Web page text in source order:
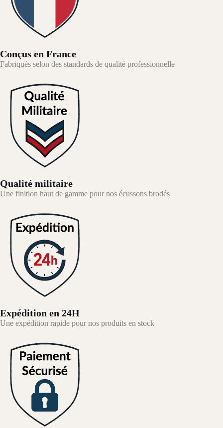
Conçus en France
Fabriqués selon des standards de qualité professionnelle
Qualité militaire
Une finition haut de gamme pour nos écussons brodés
Expédition en 24H
Une expédition rapide pour nos produits en stock